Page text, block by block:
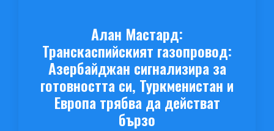
Алан Мастард:
Транскаспийският газопровод:
Азербайджан сигнализира за
готовността си, Туркменистан и
Европа трябва да действат
бързо